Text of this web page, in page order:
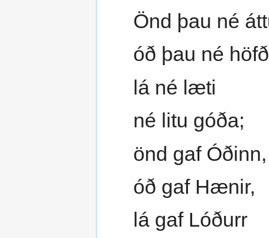
Önd þau né
óð þau né
lá né læti
né litu góða;
önd gaf Óðinn,
óð gaf Hænir,
lá gaf Lóðurr